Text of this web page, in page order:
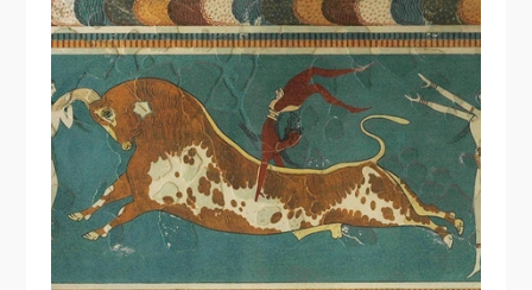
O PARALELISMO ENTRE A
TAUROMAQUIA E O MITO DO
MINOTAURO